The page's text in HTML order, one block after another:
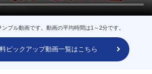
プル動画です。動画の平均時間は1～2分です。
ピックアップ動画一覧はこちら